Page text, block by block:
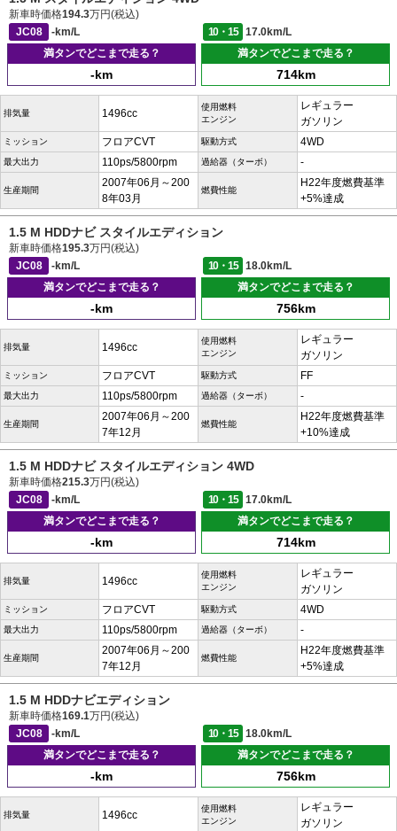
新車時価格194.3万円(税込)
JC08
-km/L 10・15
17.0km/L
満タンでどこまで走る？
-km
満タンでどこまで走る？
714km
排気量 1496cc
使用燃料
エンジン
レギュラー
ガソリン
ミッション フロアCVT 駆動方式 4WD
最大出力 110ps/5800rpm 過給器（ターボ） -
生産期間
2007年06月～200
8年03月
燃費性能
H22年度燃費基準
+5%達成
1.5 M HDDナビ スタイルエディション
新車時価格195.3万円(税込)
JC08
-km/L 10・15
18.0km/L
満タンでどこまで走る？
-km
満タンでどこまで走る？
756km
排気量 1496cc
使用燃料
エンジン
レギュラー
ガソリン
ミッション フロアCVT 駆動方式 FF
最大出力 110ps/5800rpm 過給器（ターボ） -
生産期間
2007年06月～200
7年12月
燃費性能
H22年度燃費基準
+10%達成
1.5 M HDDナビ スタイルエディション 4WD
新車時価格215.3万円(税込)
JC08
-km/L 10・15
17.0km/L
満タンでどこまで走る？
-km
満タンでどこまで走る？
714km
排気量 1496cc
使用燃料
エンジン
レギュラー
ガソリン
ミッション フロアCVT 駆動方式 4WD
最大出力 110ps/5800rpm 過給器（ターボ） -
生産期間
2007年06月～200
7年12月
燃費性能
H22年度燃費基準
+5%達成
1.5 M HDDナビエディション
新車時価格169.1万円(税込)
JC08
-km/L 10・15
18.0km/L
満タンでどこまで走る？
-km
満タンでどこまで走る？
756km
排気量 1496cc
使用燃料
エンジン
レギュラー
ガソリン